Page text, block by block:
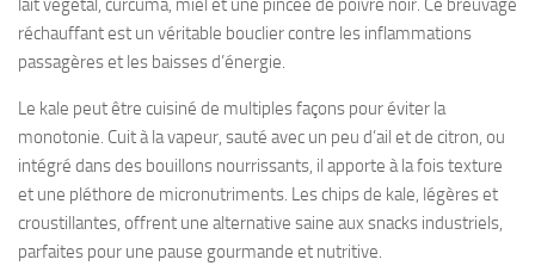
lait végétal, curcuma, miel et une pincée de poivre noir. Ce breuvage
réchauffant est un véritable bouclier contre les inflammations
passagères et les baisses d’énergie.
Le kale peut être cuisiné de multiples façons pour éviter la
monotonie. Cuit à la vapeur, sauté avec un peu d’ail et de citron, ou
intégré dans des bouillons nourrissants, il apporte à la fois texture
et une pléthore de micronutriments. Les chips de kale, légères et
croustillantes, offrent une alternative saine aux snacks industriels,
parfaites pour une pause gourmande et nutritive.